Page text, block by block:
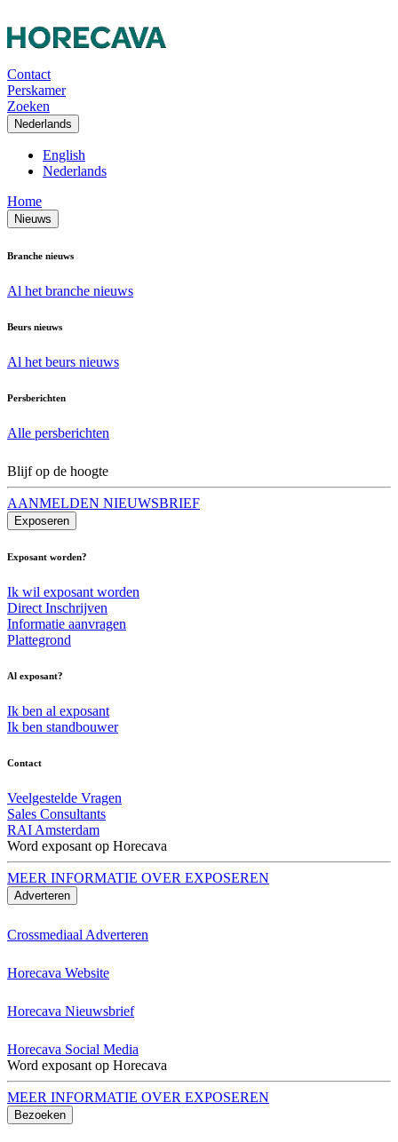
Contact
Perskamer
Zoeken
Nederlands
English
Nederlands
Home
Nieuws
Branche nieuws
Al het branche nieuws
Beurs nieuws
Al het beurs nieuws
Persberichten
Alle persberichten
Blijf op de hoogte
AANMELDEN NIEUWSBRIEF
Exposeren
Exposant worden?
Ik wil exposant worden
Direct Inschrijven
Informatie aanvragen
Plattegrond
Al exposant?
Ik ben al exposant
Ik ben standbouwer
Contact
Veelgestelde Vragen
Sales Consultants
RAI Amsterdam
Word exposant op Horecava
MEER INFORMATIE OVER EXPOSEREN
Adverteren
Crossmediaal Adverteren
Horecava Website
Horecava Nieuwsbrief
Horecava Social Media
Word exposant op Horecava
MEER INFORMATIE OVER EXPOSEREN
Bezoeken